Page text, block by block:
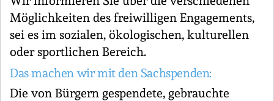
Möglichkeiten des freiwilligen Engagements,
sei es im sozialen, ökologischen, kulturellen
oder sportlichen Bereich.
Das machen wir mit den Sachspenden:
Die von Bürgern gespendete, gebrauchte